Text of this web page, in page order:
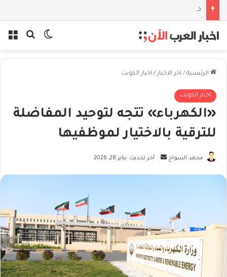
فلسفة الخيط والموج: نصف قرن في مدرسة البحر مع غسان المزيدي
بحثالوضع
الرئيسية / اخر الاخبار / اخبار الكويت
اخبار الكويت
«الكهرباء» تتجه لتوحيد المفاضلة
للترقية بالاختيار لموظفيها
محمد السواح
أرسلآخر تحديث: يناير 28, 2026